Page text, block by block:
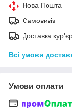
Нова Пошта
Самовивіз
Доставка
Всі умови
Умови оплати